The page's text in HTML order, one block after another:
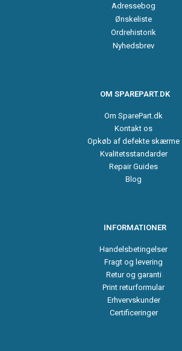
Adressebog
Ønskeliste
Ordrehistorik
Nyhedsbrev
OM SPAREPART.DK
Om SparePart.dk
Kontakt os
Opkøb af defekte skærme
Kvalitetsstandarder
Repair Guides
Blog
INFORMATIONER
Handelsbetingelser
Fragt og levering
Retur og garanti
Print returformular
Erhvervskunder
Certificeringer